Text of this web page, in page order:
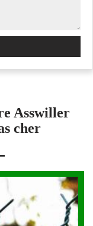
Asswiller
cher